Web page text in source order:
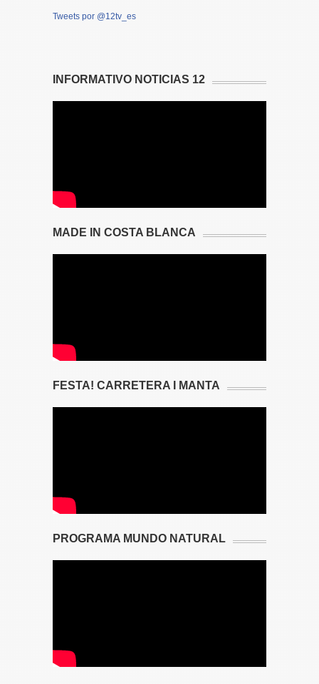
Tweets por @12tv_es
INFORMATIVO NOTICIAS 12
MADE IN COSTA BLANCA
FESTA! CARRETERA I MANTA
PROGRAMA MUNDO NATURAL